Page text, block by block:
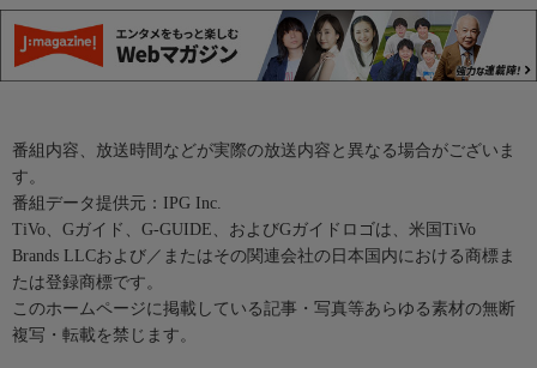
番組内容、放送時間などが実際の放送内容と異なる場合がございま
す。
番組データ提供元：IPG Inc.
TiVo、Gガイド、G-GUIDE、およびGガイドロゴは、米国TiVo
Brands LLCおよび／またはその関連会社の日本国内における商標ま
たは登録商標です。
このホームページに掲載している記事・写真等あらゆる素材の無断
複写・転載を禁じます。